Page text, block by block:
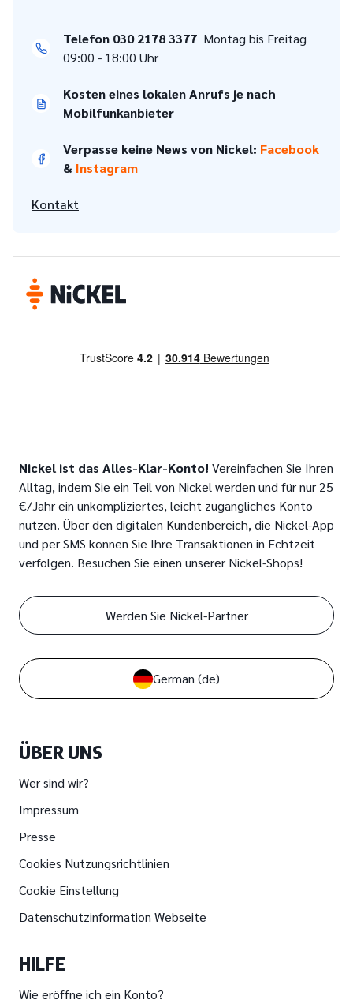
Telefon 030 2178 3377 Montag bis Freitag
09:00 - 18:00 Uhr
Kosten eines lokalen Anrufs je nach
Mobilfunkanbieter
Verpasse keine News von Nickel: Facebook
& Instagram
Kontakt
Nickel ist das Alles-Klar-Konto! Vereinfachen Sie Ihren
Alltag, indem Sie ein Teil von Nickel werden und für nur 25
€/Jahr ein unkompliziertes, leicht zugängliches Konto
nutzen. Über den digitalen Kundenbereich, die Nickel-App
und per SMS können Sie Ihre Transaktionen in Echtzeit
verfolgen. Besuchen Sie einen unserer Nickel-Shops!
ÜBER UNS
Wer sind wir?
Impressum
Presse
Cookies Nutzungsrichtlinien
Cookie Einstellung
Datenschutzinformation Webseite
HILFE
Wie eröffne ich ein Konto?
Werden Sie Nickel-Partner
German (de)